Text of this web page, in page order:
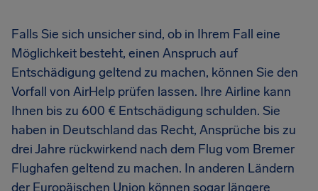
Falls Sie sich unsicher sind, ob in Ihrem Fall eine
Möglichkeit besteht, einen Anspruch auf
Entschädigung geltend zu machen, können Sie den
Vorfall von AirHelp prüfen lassen. Ihre Airline kann
Ihnen bis zu 600 € Entschädigung schulden. Sie
haben in Deutschland das Recht, Ansprüche bis zu
drei Jahre rückwirkend nach dem Flug vom Bremer
Flughafen geltend zu machen. In anderen Ländern
der Europäischen Union können sogar längere